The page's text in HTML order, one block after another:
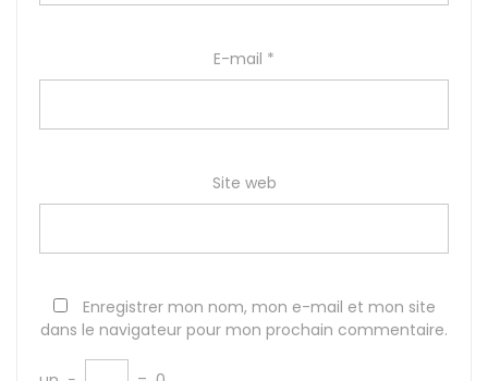
E-mail *
Site web
Enregistrer mon nom, mon e-mail et mon site
dans le navigateur pour mon prochain commentaire.